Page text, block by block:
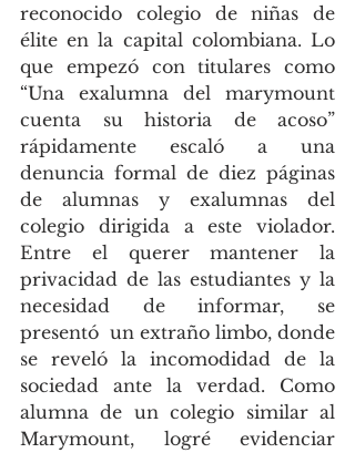
reconocido colegio de niñas de
élite en la capital colombiana. Lo
que empezó con titulares como
“Una exalumna del marymount
cuenta su historia de acoso”
rápidamente escaló a una
denuncia formal de diez páginas
de alumnas y exalumnas del
colegio dirigida a este violador.
Entre el querer mantener la
privacidad de las estudiantes y la
necesidad de informar, se
presentó  un extraño limbo, donde
se reveló la incomodidad de la
sociedad ante la verdad. Como
alumna de un colegio similar al
Marymount, logré evidenciar